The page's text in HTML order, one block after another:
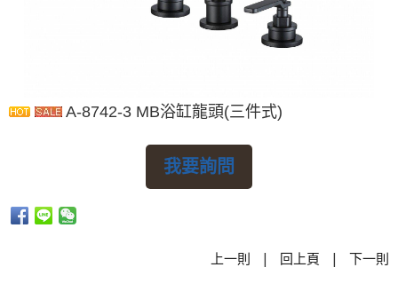
A-8742-3 MB浴缸龍頭(三件式)
我要詢問
上一則 | 回上頁 | 下一則